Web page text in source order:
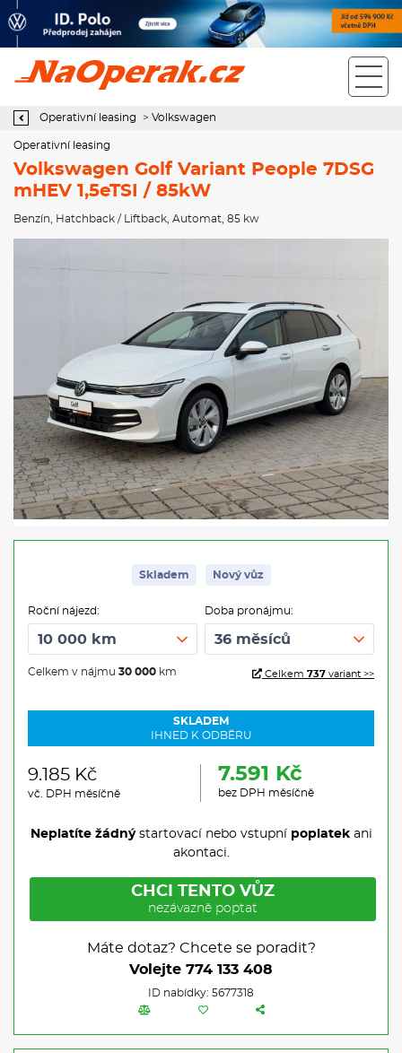
Operativní leasing Volkswagen Golf Variant People 7DSG mHEV
Operativní leasing > Volkswagen
Operativní leasing
Volkswagen Golf Variant People 7DSG
mHEV 1,5eTSI / 85kW
Benzín Hatchback / Liftback Automat , 85 kw
Skladem Nový vůz
Roční nájezd:
Celkem v nájmu 30 000 km
Doba pronájmu:
Celkem 737 variant >>
SKLADEM
IHNED K ODBĚRU
9.185 Kč
vč. DPH měsíčně
7.591 Kč
bez DPH měsíčně
Neplatíte žádnýstartovací nebo vstupní poplatekani
akontaci.
CHCI TENTO VŮZ
nezávazně poptat
Máte dotaz? Chcete se poradit?
Volejte 774 133 408
ID nabídky: 5677318